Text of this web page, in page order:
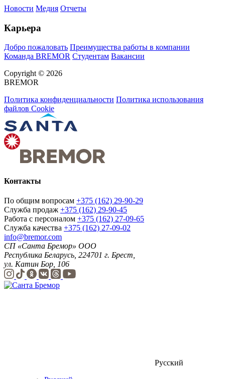
Новости Медия Отчеты
Карьера
Добро пожаловать Преимущества работы в компании
Команда BREMOR Студентам Вакансии
Copyright © 2026
BREMOR
Политика конфиденциальности Политика использования
файлов Cookie
Контакты
По общим вопросам +375 (162) 29-90-29
Служба продаж +375 (162) 29-90-45
Работа с персоналом +375 (162) 27-09-65
Служба качества +375 (162) 27-09-02
info@bremor.com
СП «Санта Бремор» ООО
Республика Беларусь, 224701 г. Брест,
ул. Катин Бор, 106
Русский